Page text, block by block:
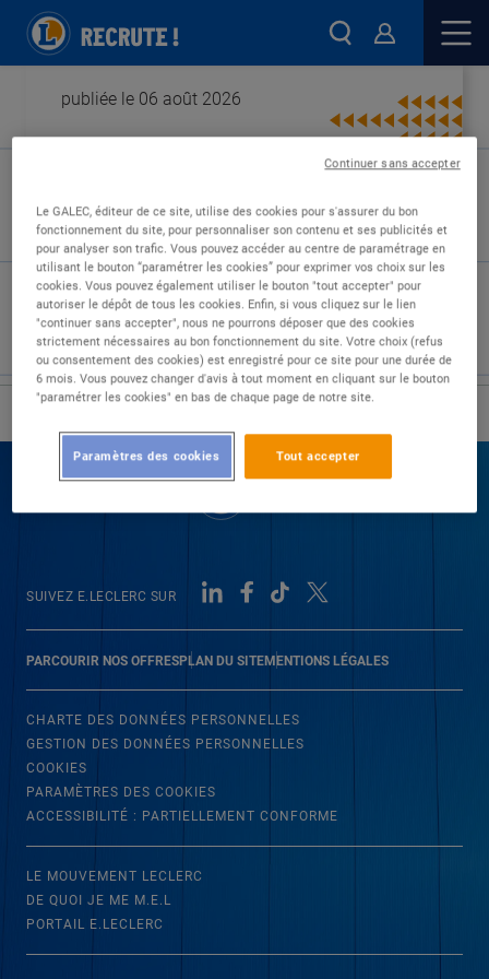
publiée le 06 août 2026
Type de contrat :
Expérience :
Études :
PARCOURIR NOS OFFRESPLAN DU SITEMENTIONS LÉGALES
SUIVEZ E.LECLERC SUR
CHARTE DES DONNÉES PERSONNELLES
GESTION DES DONNÉES PERSONNELLES
COOKIES
PARAMÈTRES DES COOKIES
ACCESSIBILITÉ : PARTIELLEMENT CONFORME
LE MOUVEMENT LECLERC
DE QUOI JE ME M.E.L
PORTAIL E.LECLERC
Le GALEC, éditeur de ce site, utilise des cookies pour s'assurer du bon
fonctionnement du site, pour personnaliser son contenu et ses publicités et
pour analyser son trafic. Vous pouvez accéder au centre de paramétrage en
utilisant le bouton “paramétrer les cookies” pour exprimer vos choix sur les
cookies. Vous pouvez également utiliser le bouton "tout accepter" pour
autoriser le dépôt de tous les cookies. Enfin, si vous cliquez sur le lien
"continuer sans accepter", nous ne pourrons déposer que des cookies
strictement nécessaires au bon fonctionnement du site. Votre choix (refus
ou consentement des cookies) est enregistré pour ce site pour une durée de
6 mois. Vous pouvez changer d'avis à tout moment en cliquant sur le bouton
"paramétrer les cookies" en bas de chaque page de notre site.
Tout accepter
Paramètres des cookies
Continuer sans accepter